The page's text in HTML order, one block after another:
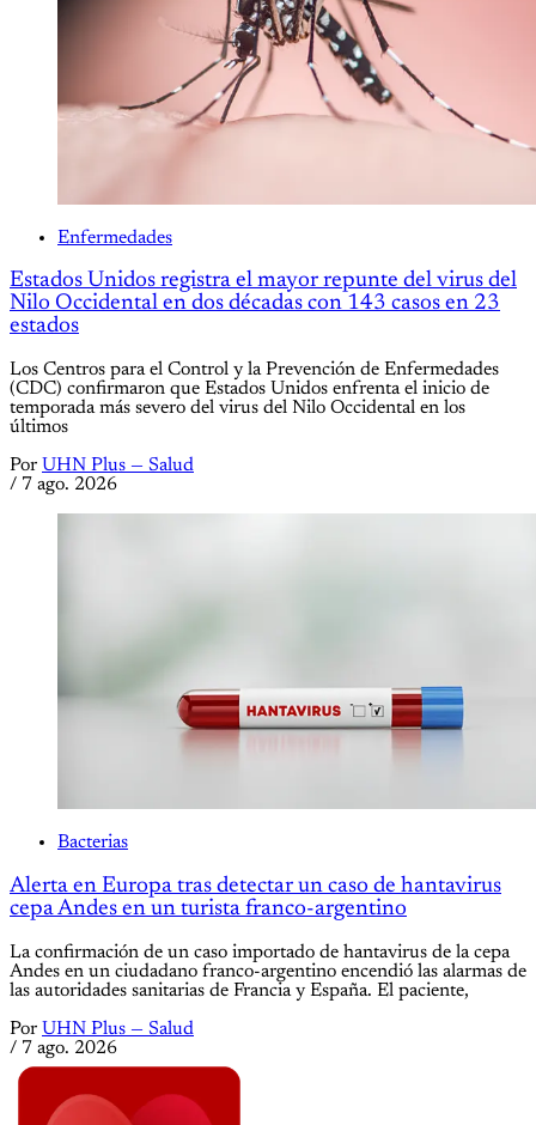
Enfermedades
Estados Unidos registra el mayor repunte del virus del
Nilo Occidental en dos décadas con 143 casos en 23
estados
Los Centros para el Control y la Prevención de Enfermedades
(CDC) confirmaron que Estados Unidos enfrenta el inicio de
temporada más severo del virus del Nilo Occidental en los
últimos
Por UHN Plus — Salud
/ 7 ago. 2026
Bacterias
Alerta en Europa tras detectar un caso de hantavirus
cepa Andes en un turista franco-argentino
La confirmación de un caso importado de hantavirus de la cepa
Andes en un ciudadano franco-argentino encendió las alarmas de
las autoridades sanitarias de Francia y España. El paciente,
Por UHN Plus — Salud
/ 7 ago. 2026